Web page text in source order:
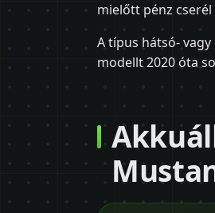
mielőtt pénz
A típus hátsó-
modellt 2020 óta